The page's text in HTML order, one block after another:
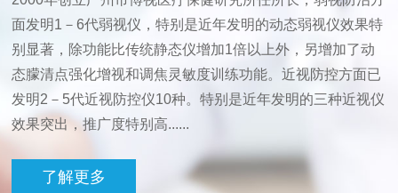
面发明1－6代弱视仪，特别是近年发明的动态弱视仪效果特
别显著，除功能比传统静态仪增加1倍以上外，另增加了动
态朦清点强化增视和调焦灵敏度训练功能。近视防控方面已
发明2－5代近视防控仪10种。特别是近年发明的三种近视仪
效果突出，推广度特别高......
了解更多